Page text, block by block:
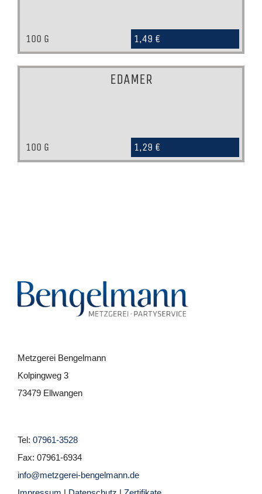
100 G 1,49 €
EDAMER
100 G 1,29 €
Metzgerei Bengelmann
Kolpingweg 3
73479 Ellwangen
Tel: 07961-3528
Fax: 07961-6934
info@metzgerei-bengelmann.de